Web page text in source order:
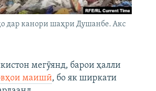
дар канори шаҳри Душанбе. Акс
мегӯянд, барои ҳалли
маишӣ, бо як ширкати